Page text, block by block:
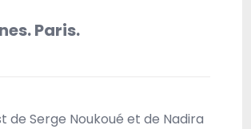
Paris.
de Serge Noukoué et de Nadira